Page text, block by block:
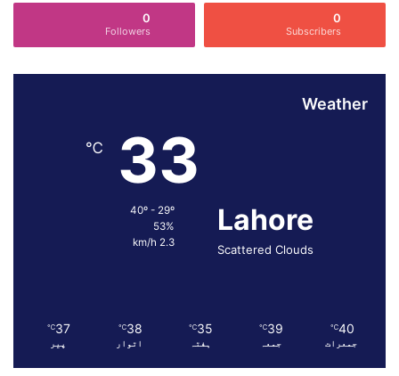
ی
ف
0
Subscribers
0
Followers
Weather
Lahore
Scattered Clouds
33
℃
53%
2.3 km/h
40
℃
جمعرات
39
℃
جمعہ
35
℃
ہفتہ
38
℃
اتوار
37
℃
پیر